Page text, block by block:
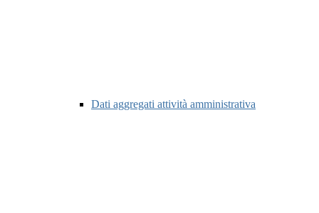
Dati aggregati attività amministrativa